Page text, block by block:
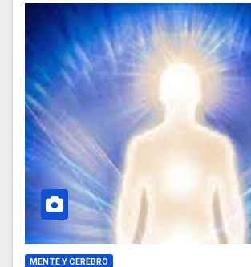
MENTE Y CEREBRO